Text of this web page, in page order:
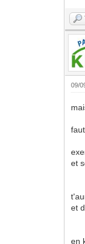
09/
et
et
en